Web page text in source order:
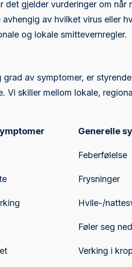
det gjelder vurderinger om når
av hvilket virus eller
og lokale smittevernregler.
av symptomer, er
Vi skiller mellom lokale,
Generelle
Feberfølelse
Frysninger
Hvile-/
Føler seg
Verking i